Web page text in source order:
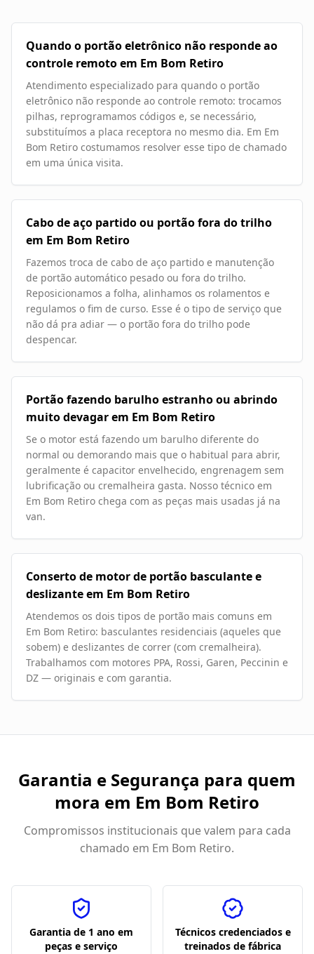
Quando o portão eletrônico não responde ao
controle remoto em Em Bom Retiro
Atendimento especializado para quando o portão
eletrônico não responde ao controle remoto: trocamos
pilhas, reprogramamos códigos e, se necessário,
substituímos a placa receptora no mesmo dia. Em Em
Bom Retiro costumamos resolver esse tipo de chamado
em uma única visita.
Cabo de aço partido ou portão fora do trilho
em Em Bom Retiro
Fazemos troca de cabo de aço partido e manutenção
de portão automático pesado ou fora do trilho.
Reposicionamos a folha, alinhamos os rolamentos e
regulamos o fim de curso. Esse é o tipo de serviço que
não dá pra adiar — o portão fora do trilho pode
despencar.
Portão fazendo barulho estranho ou abrindo
muito devagar em Em Bom Retiro
Se o motor está fazendo um barulho diferente do
normal ou demorando mais que o habitual para abrir,
geralmente é capacitor envelhecido, engrenagem sem
lubrificação ou cremalheira gasta. Nosso técnico em
Em Bom Retiro chega com as peças mais usadas já na
van.
Conserto de motor de portão basculante e
deslizante em Em Bom Retiro
Atendemos os dois tipos de portão mais comuns em
Em Bom Retiro: basculantes residenciais (aqueles que
sobem) e deslizantes de correr (com cremalheira).
Trabalhamos com motores PPA, Rossi, Garen, Peccinin e
DZ — originais e com garantia.
Garantia e Segurança para quem
mora em Em Bom Retiro
Compromissos institucionais que valem para cada
chamado em Em Bom Retiro.
Garantia de 1 ano em
peças e serviço
Técnicos credenciados e
treinados de fábrica